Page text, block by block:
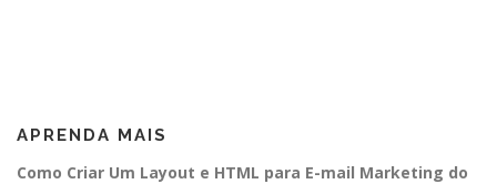
APRENDA MAIS
Como Criar Um Layout e HTML para E-mail Marketing do